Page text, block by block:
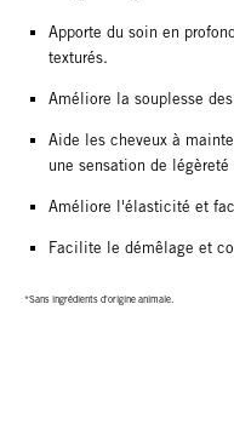
Apporte du soin en
texturés.
Améliore la souplesse
Aide les cheveux à
une sensation de légèreté
Améliore l'élasticité et
Facilite le démêlage et
*Sans ingrédients d'origine animale.